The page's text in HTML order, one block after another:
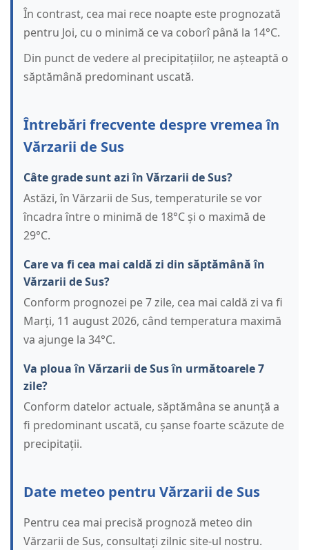
În contrast, cea mai rece noapte este prognozată
pentru Joi, cu o minimă ce va coborî până la 14°C.
Din punct de vedere al precipitațiilor, ne așteaptă o
săptămână predominant uscată.
Întrebări frecvente despre vremea în
Vărzarii de Sus
Câte grade sunt azi în Vărzarii de Sus?
Astăzi, în Vărzarii de Sus, temperaturile se vor
încadra între o minimă de 18°C și o maximă de
29°C.
Care va fi cea mai caldă zi din săptămână în
Vărzarii de Sus?
Conform prognozei pe 7 zile, cea mai caldă zi va fi
Marți, 11 august 2026, când temperatura maximă
va ajunge la 34°C.
Va ploua în Vărzarii de Sus în următoarele 7
zile?
Conform datelor actuale, săptămâna se anunță a
fi predominant uscată, cu șanse foarte scăzute de
precipitații.
Date meteo pentru Vărzarii de Sus
Pentru cea mai precisă prognoză meteo din
Vărzarii de Sus, consultați zilnic site-ul nostru.